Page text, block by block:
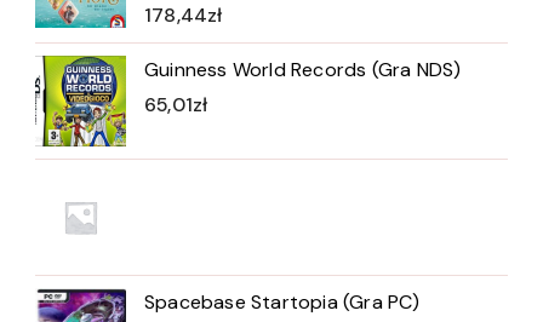
178,44zł
Guinness World Records (Gra NDS)
65,01zł
Spacebase Startopia (Gra PC)